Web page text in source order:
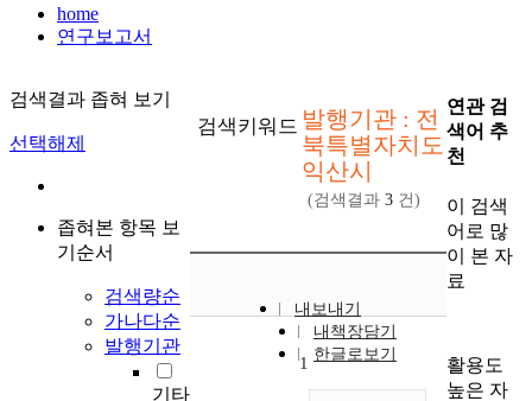
home
연구보고서
검색결과 좁혀 보기
선택해제
좁혀본 항목 보
기순서
검색량순
가나다순
발행기관
기타
검색키워드 발행기관 : 전
북특별자치도
익산시
(검색결과 3 건)
내보내기
내책장담기
한글로보기
1
연관 검
색어 추
천
이 검색
어로 많
이 본 자
료
활용도
높은 자